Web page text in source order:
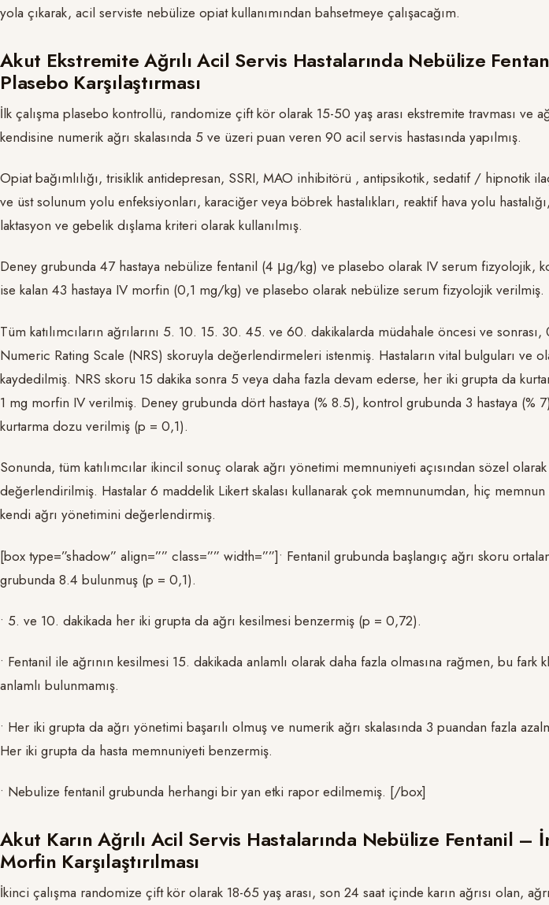
yola çıkarak, acil serviste nebülize opiat kullanımından bahsetmeye çalışacağım.
Akut Ekstremite Ağrılı Acil Servis Hastalarında Nebülize
Plasebo Karşılaştırması
İlk çalışma plasebo kontrollü, randomize çift kör olarak 15-50 yaş arası ekstremite travması ve
kendisine numerik ağrı skalasında 5 ve üzeri puan veren 90 acil servis hastasında yapılmış.
Opiat bağımlılığı, trisiklik antidepresan, SSRI, MAO inhibitörü , antipsikotik, sedatif / hipnotik
ve üst solunum yolu enfeksiyonları, karaciğer veya böbrek hastalıkları, reaktif hava yolu
laktasyon ve gebelik dışlama kriteri olarak kullanılmış.
Deney grubunda 47 hastaya nebülize fentanil (4 μg/kg) ve plasebo olarak IV serum fizyolojik,
ise kalan 43 hastaya IV morfin (0,1 mg/kg) ve plasebo olarak nebülize serum fizyolojik verilmiş.
Tüm katılımcıların ağrılarını 5. 10. 15. 30. 45. ve 60. dakikalarda müdahale öncesi ve sonrası,
Numeric Rating Scale (NRS) skoruyla değerlendirmeleri istenmiş. Hastaların vital bulguları ve
kaydedilmiş. NRS skoru 15 dakika sonra 5 veya daha fazla devam ederse, her iki grupta da
1 mg morfin IV verilmiş. Deney grubunda dört hastaya (% 8.5), kontrol grubunda 3 hastaya (%
kurtarma dozu verilmiş (p = 0,1).
Sonunda, tüm katılımcılar ikincil sonuç olarak ağrı yönetimi memnuniyeti açısından sözel olarak
değerlendirilmiş. Hastalar 6 maddelik Likert skalası kullanarak çok memnunumdan, hiç
kendi ağrı yönetimini değerlendirmiş.
[box type=”shadow” align=”” class=”” width=””]• Fentanil grubunda başlangıç ağrı skoru
grubunda 8.4 bulunmuş (p = 0,1).
• 5. ve 10. dakikada her iki grupta da ağrı kesilmesi benzermiş (p = 0,72).
• Fentanil ile ağrının kesilmesi 15. dakikada anlamlı olarak daha fazla olmasına rağmen, bu fark
anlamlı bulunmamış.
• Her iki grupta da ağrı yönetimi başarılı olmuş ve numerik ağrı skalasında 3 puandan fazla
Her iki grupta da hasta memnuniyeti benzermiş.
• Nebulize fentanil grubunda herhangi bir yan etki rapor edilmemiş. [/box]
Akut Karın Ağrılı Acil Servis Hastalarında Nebülize Fentanil –
Morfin Karşılaştırılması
İkinci çalışma randomize çift kör olarak 18-65 yaş arası, son 24 saat içinde karın ağrısı olan,